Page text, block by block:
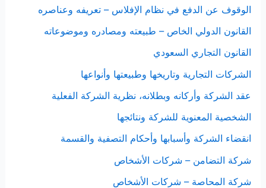
الوقوف عن الدفع في نظام الإفلاس – تعريفه وعناصره
القانون الدولي الخاص – طبيعته ومصادره وموضوعاته
القانون التجاري السعودي
الشركات التجارية وتاريخها وطبيعتها وأنواعها
عقد الشركة وأركانه وبطلانه، نظرية الشركة الفعلية
الشخصية المعنوية للشركة ونتائجها
انقضاء الشركة وأسبابها وأحكام التصفية والقسمة
شركة التضامن – شركات الأشخاص
شركة المحاصة – شركات الأشخاص